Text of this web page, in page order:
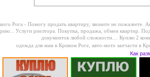
Рога - Помогу продать квартиру, звоните не пожалеете.
Услуги риелтора. Покупка, продажа, обмен квартир.
документов любой сложности.... Куплю 2
одежда для мам в Кривом Роге ,авто-мото запчасти в
Как